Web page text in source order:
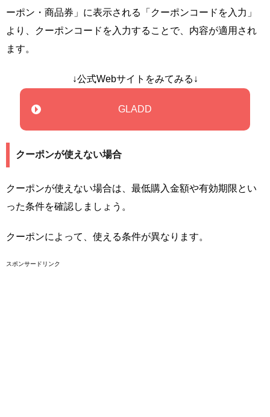
ーポン・商品券」に表示される「クーポンコードを入力」
より、クーポンコードを入力することで、内容が適用され
ます。
↓公式Webサイトをみてみる↓
GLADD
クーポンが使えない場合
クーポンが使えない場合は、最低購入金額や有効期限とい
った条件を確認しましょう。
クーポンによって、使える条件が異なります。
スポンサードリンク